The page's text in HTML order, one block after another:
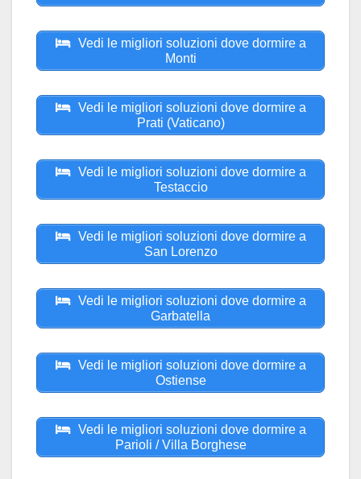
Vedi le migliori soluzioni dove dormire a
Monti
Vedi le migliori soluzioni dove dormire a
Prati (Vaticano)
Vedi le migliori soluzioni dove dormire a
Testaccio
Vedi le migliori soluzioni dove dormire a
San Lorenzo
Vedi le migliori soluzioni dove dormire a
Garbatella
Vedi le migliori soluzioni dove dormire a
Ostiense
Vedi le migliori soluzioni dove dormire a
Parioli / Villa Borghese